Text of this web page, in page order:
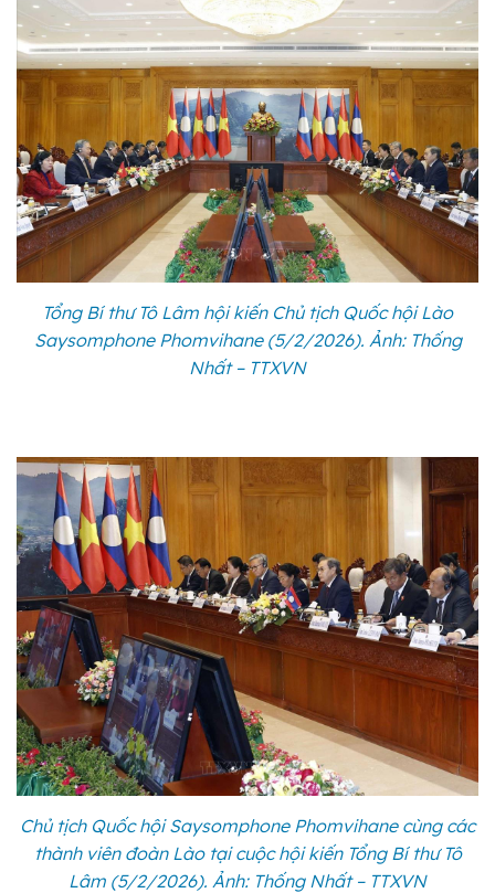
Tổng Bí thư Tô Lâm hội kiến Chủ tịch Quốc hội Lào
Saysomphone Phomvihane (5/2/2026). Ảnh: Thống
Nhất – TTXVN
Chủ tịch Quốc hội Saysomphone Phomvihane cùng các
thành viên đoàn Lào tại cuộc hội kiến Tổng Bí thư Tô
Lâm (5/2/2026). Ảnh: Thống Nhất – TTXVN